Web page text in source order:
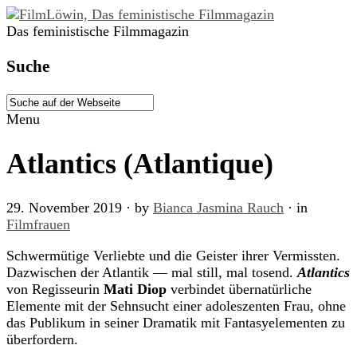
Das feministische Filmmagazin
Suche
Menu
Atlantics (Atlantique)
29. November 2019 · by Bianca Jasmina Rauch · in
Filmfrauen
Schwermütige Verliebte und die Geister ihrer Vermissten.
Dazwischen der Atlantik — mal still, mal tosend.Atlantics
von Regisseurin Mati Diop verbindet übernatürliche
Elemente mit der Sehnsucht einer adoleszenten Frau, ohne
das Publikum in seiner Dramatik mit Fantasyelementen zu
überfordern.